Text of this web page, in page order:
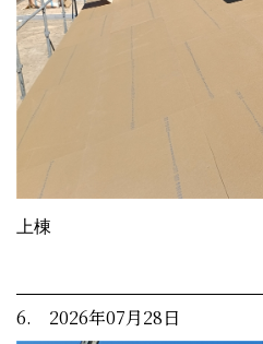
上棟
6. 2026年07月28日